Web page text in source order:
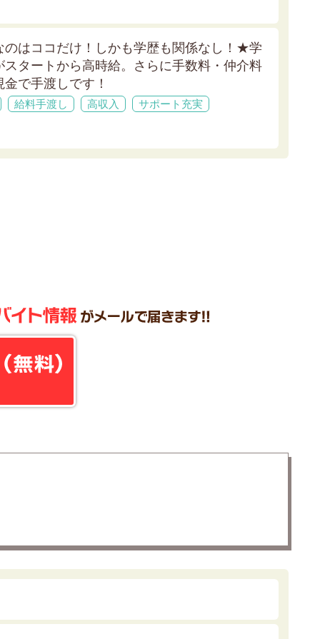
はココだけ！しかも学歴も関係なし！★学
タートから高時給。さらに手数料・仲介料
で手渡しです！
給料手渡し 高収入 サポート充実